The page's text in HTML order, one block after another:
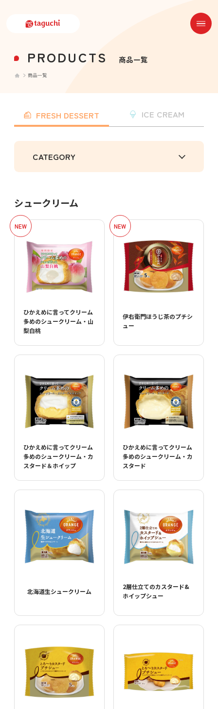
PRODUCTS 商品一覧
商品一覧
FRESH DESSERT ICE CREAM
CATEGORY
シュークリーム
ひかえめに言ってクリーム
多めのシュークリーム・山
梨白桃
伊右衛門ほうじ茶のプチシ
ュー
ひかえめに言ってクリーム
多めのシュークリーム・カ
スタード＆ホイップ
ひかえめに言ってクリーム
多めのシュークリーム・カ
スタード
北海道生シュークリーム
2層仕立てのカスタード&
ホイップシュー